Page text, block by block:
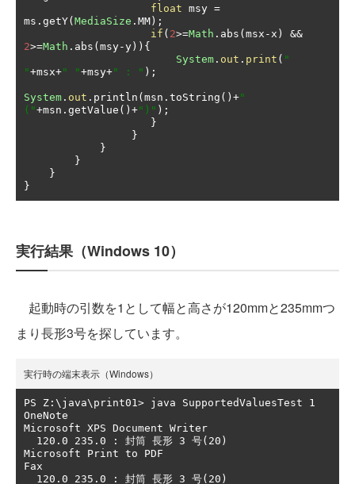
float msy =
ms . getY(MediaSize . MM);
if ( 2>=Math . abs (msx - x )
&&
2>=Math . abs (msy-y)){
System . out . print ( "
"+msx+" "+msy+" : " );
System . out . println (msn . toString ()+"
("+msn . getValue ()+")" );
}
}
}
}
}
}
実行結果（Windows 10）
起動時の引数を1として幅と高さが120mmと235mmつ
まり長形3号を探しています。
実行時の端末表示（Windows）
PS Z:\java\print01> java SupportedValuesTest 1
OneNote
Microsoft XPS Document Writer
Microsoft Print to PDF
Fax